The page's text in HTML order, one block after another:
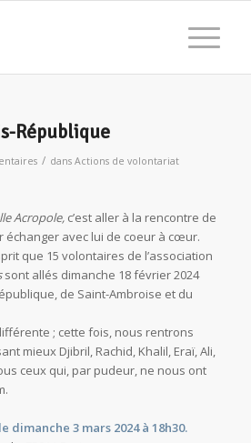
République
/ dans Actions de volontariat
Acropole,c’est aller à la rencontre de
échanger avec lui de coeur à cœur.
que 15 volontaires de l’association
sont allés dimanche 18 février 2024
de Saint-Ambroise et du
; cette fois, nous rentrons
mieux Djibril, Rachid, Khalil, Eraï, Ali,
ceux qui, par pudeur, ne nous ont
dimanche 3 mars 2024 à 18h30.